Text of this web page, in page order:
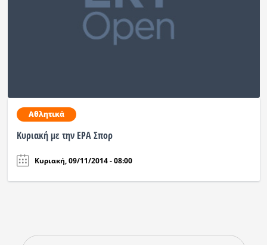
Αθλητικά
Kυριακή με την ΕΡΑ Σπορ
Κυριακή, 09/11/2014 - 08:00